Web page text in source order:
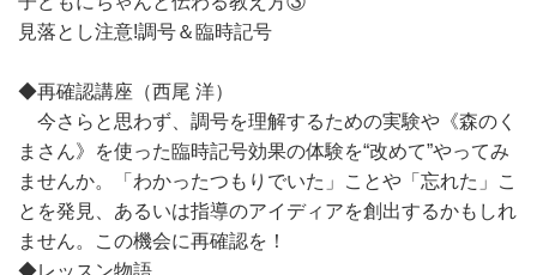
見落とし注意!調号＆臨時記号
◆再確認講座（西尾 洋）
今さらと思わず、調号を理解するための実験や《森のく
まさん》を使った臨時記号効果の体験を“改めて”やってみ
ませんか。「わかったつもりでいた」ことや「忘れた」こ
とを発見、あるいは指導のアイディアを創出するかもしれ
ません。この機会に再確認を！
◆レッスン物語